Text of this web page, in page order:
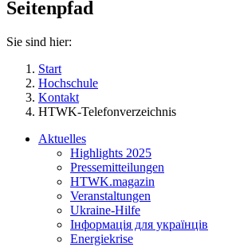
Seitenpfad
Sie sind hier:
Start
Hochschule
Kontakt
HTWK-Telefonverzeichnis
Aktuelles
Highlights 2025
Pressemitteilungen
HTWK.magazin
Veranstaltungen
Ukraine-Hilfe
Інформація для українців
Energiekrise